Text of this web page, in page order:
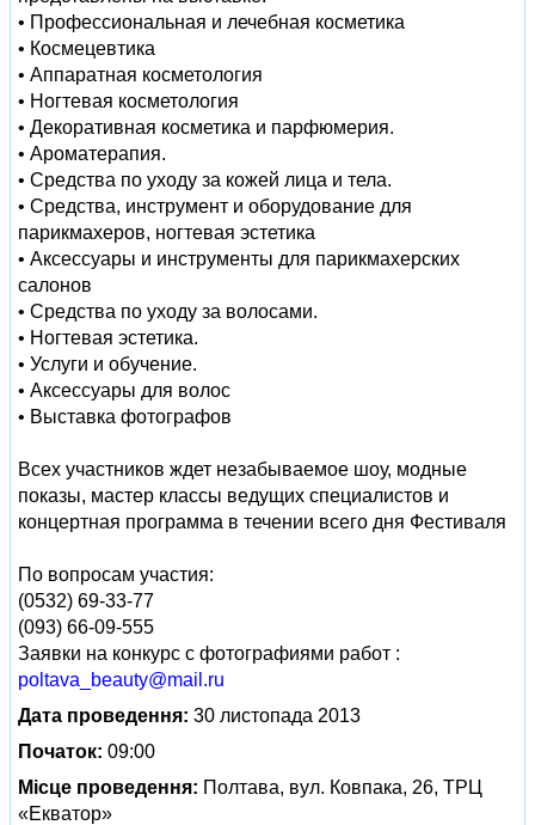
• Профессиональная и лечебная косметика
• Космецевтика
• Аппаратная косметология
• Ногтевая косметология
• Декоративная косметика и парфюмерия.
• Ароматерапия.
• Средства по уходу за кожей лица и тела.
• Средства, инструмент и оборудование для
парикмахеров, ногтевая эстетика
• Аксессуары и инструменты для парикмахерских
салонов
• Средства по уходу за волосами.
• Ногтевая эстетика.
• Услуги и обучение.
• Аксессуары для волос
• Выставка фотографов
Всех участников ждет незабываемое шоу, модные
показы, мастер классы ведущих специалистов и
концертная программа в течении всего дня Фестиваля
По вопросам участия:
(0532) 69-33-77
(093) 66-09-555
Заявки на конкурс с фотографиями работ :
poltava_beauty@mail.ru
Дата проведення: 30 листопада 2013
Початок: 09:00
Місце проведення: Полтава, вул. Ковпака, 26, ТРЦ
«Екватор»